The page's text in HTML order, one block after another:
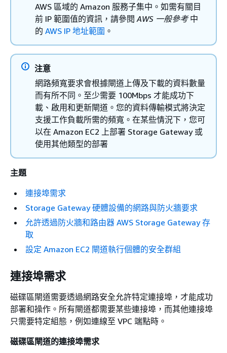
AWS 區域的 Amazon 服務子集中。如需有關目
前 IP 範圍值的資訊，請參閱AWS 一般參考中
的 AWS IP 地址範圍 。
注意
網路頻寬要求會根據閘道上傳及下載的資料數量
而有所不同。至少需要 100Mbps 才能成功下
載、啟用和更新閘道。您的資料傳輸模式將決定
支援工作負載所需的頻寬。在某些情況下，您可
以在 Amazon EC2 上部署 Storage Gateway 或
使用其他類型的部署
主題
連接埠需求
Storage Gateway 硬體設備的網路與防火牆要求
允許透過防火牆和路由器 AWS Storage Gateway 存
取
設定 Amazon EC2 閘道執行個體的安全群組
連接埠需求
磁碟區閘道需要透過網路安全允許特定連接埠，才能成功
部署和操作。所有閘道都需要某些連接埠，而其他連接埠
只需要特定組態，例如連線至 VPC 端點時。
磁碟區閘道的連接埠需求